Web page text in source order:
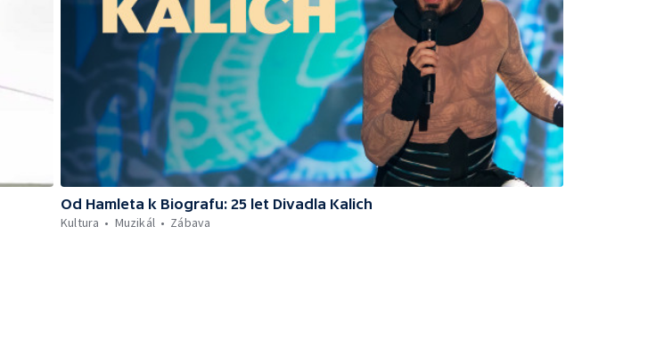
Od Hamleta k Biografu: 25 let Divadla Kalich
Kultura
Muzikál Zábava